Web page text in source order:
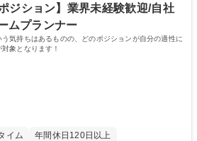
て持続可能な社会の実現に貢献してまいりま
学院 大学 語学力： 資格：
ジション】業界未経験歓迎/自社
ムプランナー
う気持ちはあるものの、どのポジションが自分の適性に
象となります！
イム
年間休日120日以上